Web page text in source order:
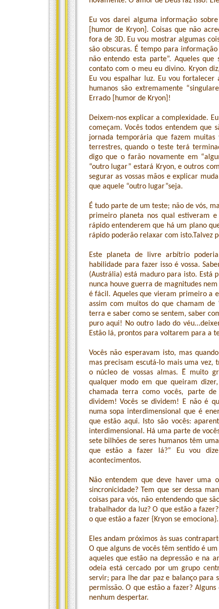
Eu vos darei alguma informação
[humor de Kryon]. Coisas que não
fora de 3D. Eu vou mostrar algumas
são obscuras. É tempo para
não entendo esta parte”. Aqueles
contato com o meu eu divino. Kryon
Eu vou espalhar luz. Eu vou fortalecer
humanos são extremamente
Errado [humor de Kryon]!
Deixem-nos explicar a complexidade.
começam. Vocês todos entendem que
jornada temporária que fazem
terrestres, quando o teste terá
digo que o farão novamente em
“outro lugar” estará Kryon, e outros
segurar as vossas mãos e explicar
que aquele “outro lugar”seja.
É tudo parte de um teste; não de vós,
primeiro planeta nos qual estiveram
rápido entenderem que há um plano
rápido poderão relaxar com isto.Talvez
Este planeta de livre arbítrio
habilidade para fazer isso é vossa.
(Austrália) está maduro para isto. Está
nunca houve guerra de magnitudes
é fácil. Aqueles que vieram primeiro a
assim com muitos do que chamam
terra e saber como se sentem, saber
puro aqui! No outro lado do
Estão lá, prontos para voltarem para a
Vocês não esperavam isto, mas
mas precisam escutá-lo mais uma
o núcleo de vossas almas. Ë muito
qualquer modo em que queiram
chamada terra como vocês, parte
dividem! Vocês se dividem! E não é
numa sopa interdimensional que é
que estão aqui. Isto são vocês:
interdimensional. Há uma parte de
sete bilhões de seres humanos têm
que estão a fazer lá?” Eu vou
acontecimentos.
Não entendem que deve haver
sincronicidade? Tem que ser dessa
coisas para vós, não entendendo que
trabalhador da luz? O que estão a
o que estão a fazer {Kryon se emociona}.
Eles andam próximos às suas
O que alguns de vocês têm sentido é
aqueles que estão na depressão e na
odeia está cercado por um grupo
servir; para lhe dar paz e balanço para
permissão. O que estão a fazer?
nenhum despertar.